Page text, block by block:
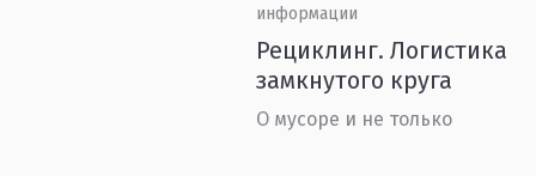
информации
Рециклинг. Логистика
замкнутого круга
О мусоре и не только